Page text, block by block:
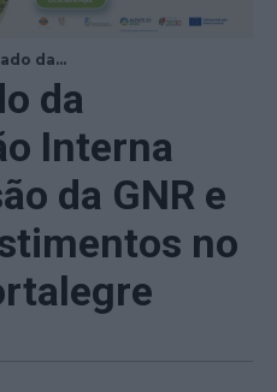
da...
da
Interna
da GNR e
no